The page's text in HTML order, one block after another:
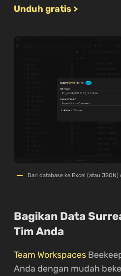
Unduh gratis >
Dari database ke Excel (atau
Bagikan Data
Tim Anda
Team Workspaces
Anda dengan mudah